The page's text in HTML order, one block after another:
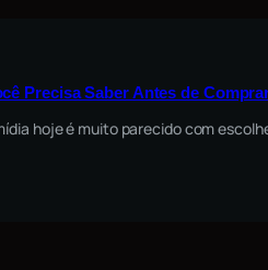
Precisa Saber Antes de
hoje é muito parecido com